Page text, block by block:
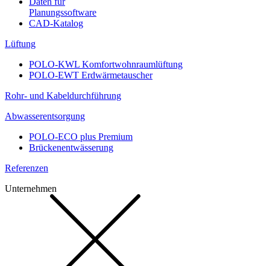
Planungssoftware
CAD-Katalog
Lüftung
POLO-KWL Komfortwohnraumlüftung
POLO-EWT Erdwärmetauscher
Rohr- und Kabeldurchführung
Abwasserentsorgung
POLO-ECO plus Premium
Brückenentwässerung
Referenzen
Unternehmen